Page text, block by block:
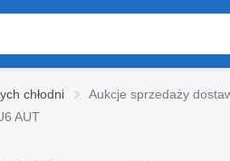
chłodni
Aukcje sprzedaży
AUT